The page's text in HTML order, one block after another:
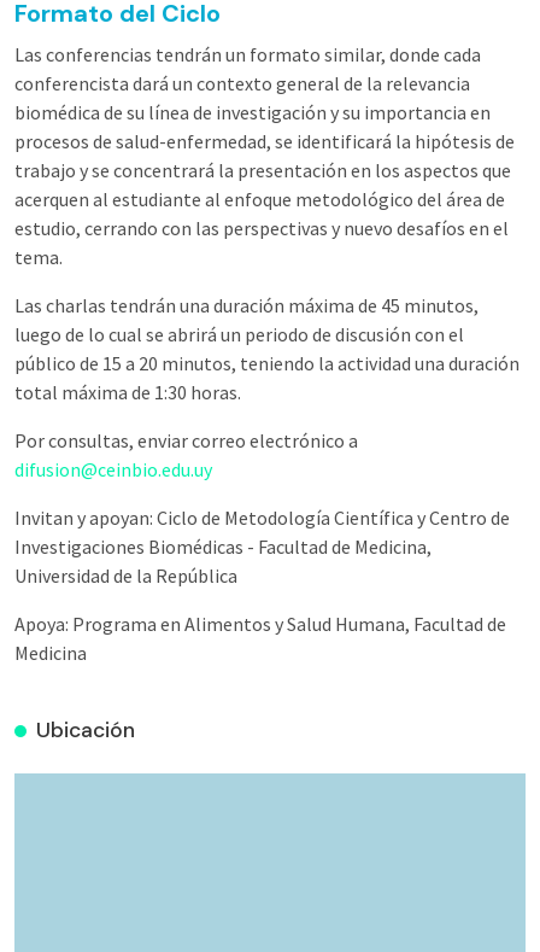
Formato del Ciclo
Las conferencias tendrán un formato similar, donde cada
conferencista dará un contexto general de la relevancia
biomédica de su línea de investigación y su importancia en
procesos de salud-enfermedad, se identificará la hipótesis de
trabajo y se concentrará la presentación en los aspectos que
acerquen al estudiante al enfoque metodológico del área de
estudio, cerrando con las perspectivas y nuevo desafíos en el
tema.
Las charlas tendrán una duración máxima de 45 minutos,
luego de lo cual se abrirá un periodo de discusión con el
público de 15 a 20 minutos, teniendo la actividad una duración
total máxima de 1:30 horas.
Por consultas, enviar correo electrónico a
difusion@ceinbio.edu.uy
Invitan y apoyan: Ciclo de Metodología Científica y Centro de
Investigaciones Biomédicas - Facultad de Medicina,
Universidad de la República
Apoya: Programa en Alimentos y Salud Humana, Facultad de
Medicina
Ubicación